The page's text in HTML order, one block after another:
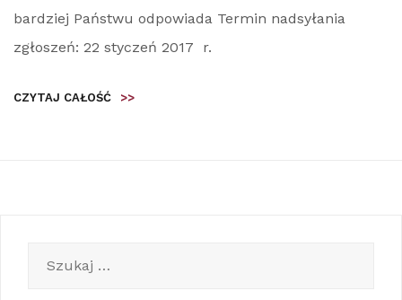
bardziej Państwu odpowiada Termin nadsyłania
zgłoszeń: 22 styczeń 2017 r.
CZYTAJ CAŁOŚĆ >>